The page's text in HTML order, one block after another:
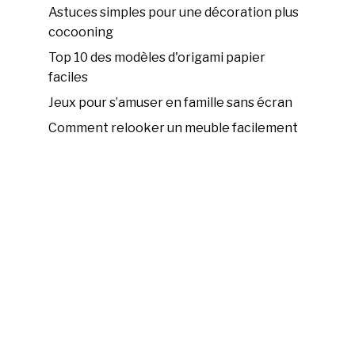
Astuces simples pour une décoration plus
cocooning
Top 10 des modèles d'origami papier
faciles
Jeux pour s’amuser en famille sans écran
Comment relooker un meuble facilement